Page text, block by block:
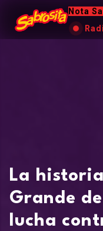
Nota
La
Grande
lucha